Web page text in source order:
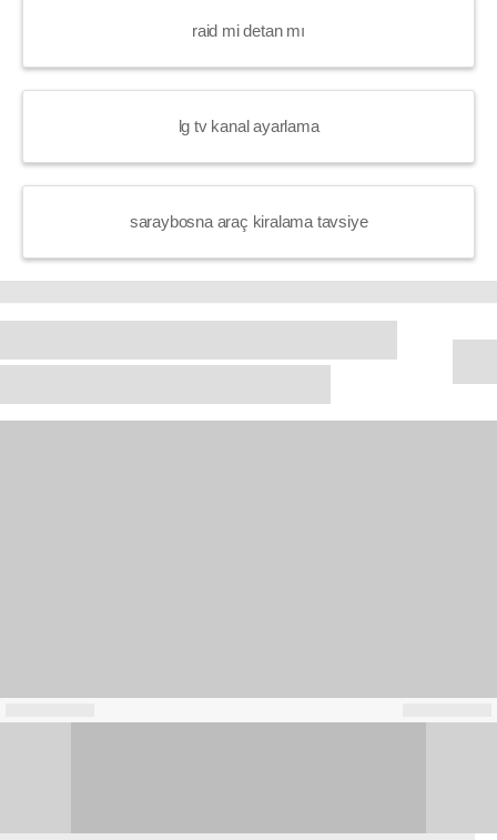
raid mi detan mı
lg tv kanal ayarlama
saraybosna araç kiralama tavsiye